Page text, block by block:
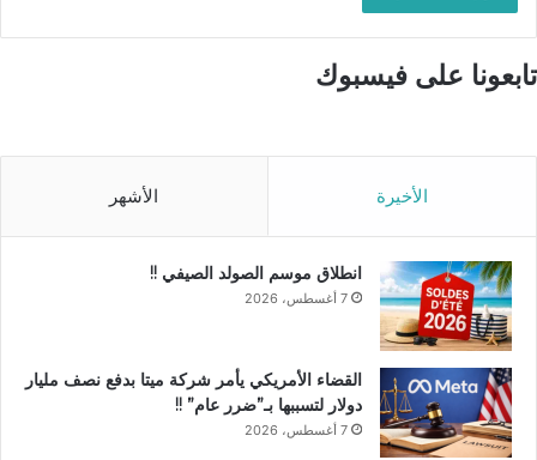
تابعونا على فيسبوك
الأخيرة الأشهر
انطلاق موسم الصولد الصيفي !!
7 أغسطس، 2026
القضاء الأمريكي يأمر شركة ميتا بدفع نصف مليار
دولار لتسببها بـ”ضرر عام” !!
7 أغسطس، 2026